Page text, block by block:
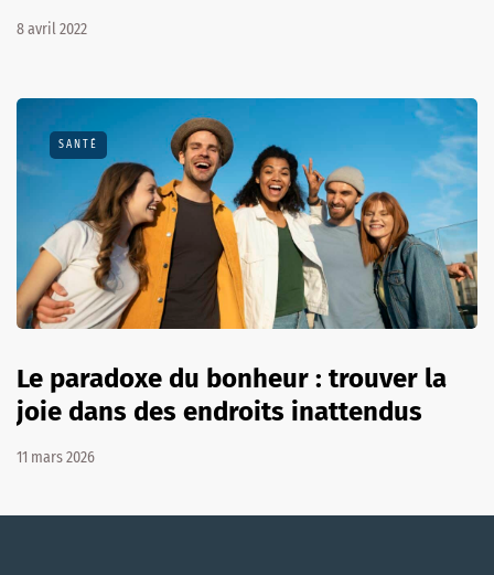
8 avril 2022
SANTÉ
Le paradoxe du bonheur : trouver la
joie dans des endroits inattendus
11 mars 2026